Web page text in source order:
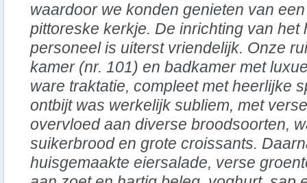
waardoor we konden genieten van
pittoreske kerkje. De inrichting van het
personeel is uiterst vriendelijk. Onze
kamer (nr. 101) en badkamer met
ware traktatie, compleet met heerlijke
ontbijt was werkelijk subliem, met
overvloed aan diverse broodsoorten,
suikerbrood en grote croissants.
huisgemaakte eiersalade, verse